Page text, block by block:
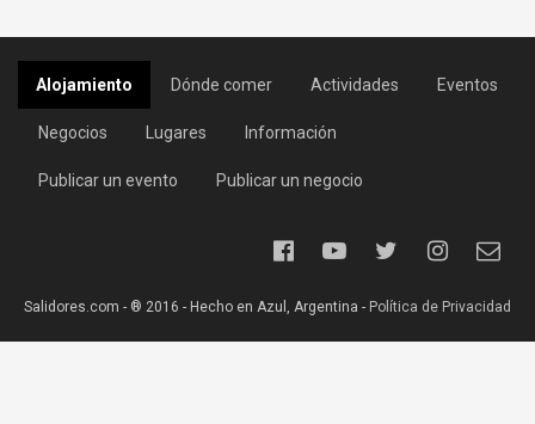
Alojamiento Dónde comer Actividades Eventos
Negocios Lugares Información
Publicar un evento Publicar un negocio
Salidores.com - ® 2016 - Hecho en Azul, Argentina - Política de Privacidad